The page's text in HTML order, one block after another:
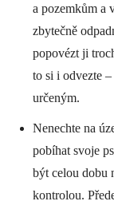
a pozemkům a
zbytečně
popovézt ji
to si i odvezte
určeným.
Nenechte na
pobíhat svoje
být celou dobu
kontrolou.